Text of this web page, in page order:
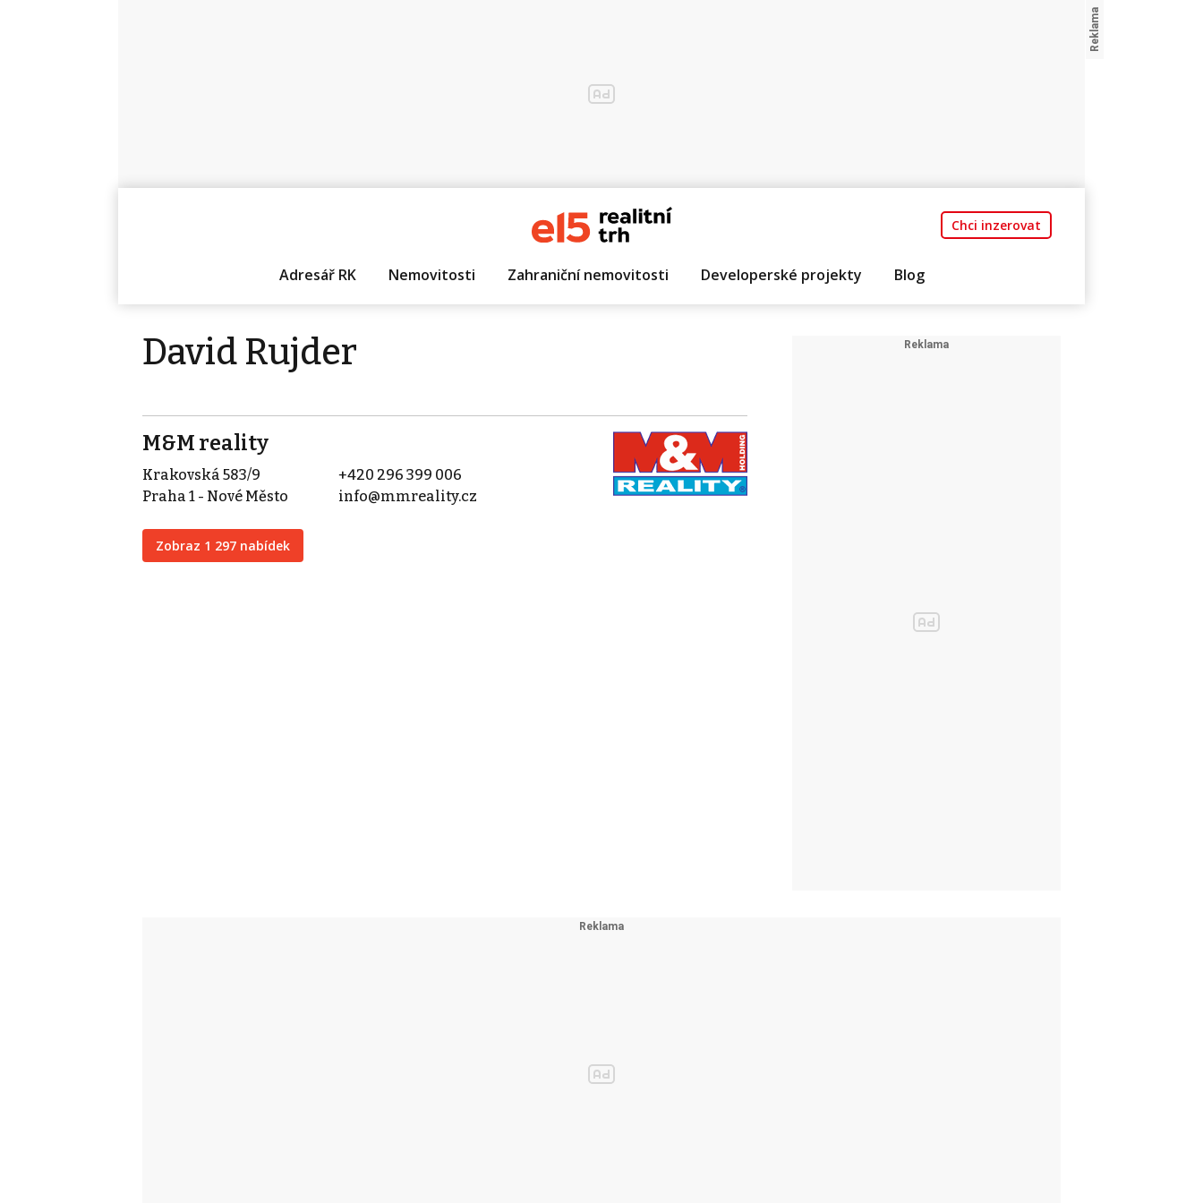
Chci inzerovat
Adresář RK Nemovitosti Zahraniční nemovitosti Developerské projekty Blog
David Rujder
M&M reality
Krakovská 583/9
Praha 1 - Nové Město
Zobraz 1 297 nabídek
+420 296 399 006
info@mmreality.cz